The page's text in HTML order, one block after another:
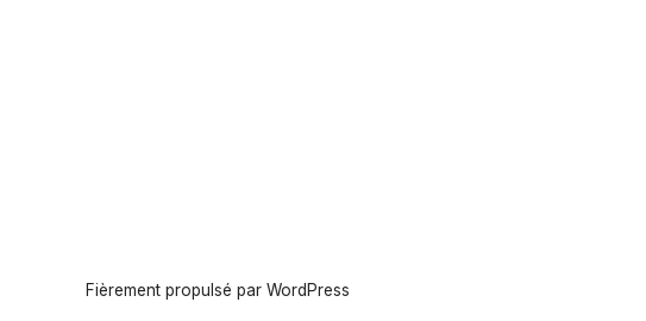
Fièrement propulsé par WordPress